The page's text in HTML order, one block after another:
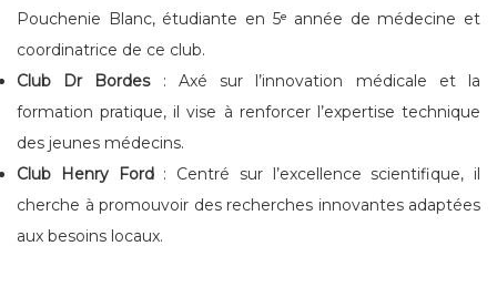
Pouchenie Blanc, étudiante en 5ᵉ année de médecine et
coordinatrice de ce club.
Club Dr Bordes: Axé sur l’innovation médicale et la
formation pratique, il vise à renforcer l’expertise technique
des jeunes médecins.
Club Henry Ford: Centré sur l’excellence scientifique, il
cherche à promouvoir des recherches innovantes adaptées
aux besoins locaux.